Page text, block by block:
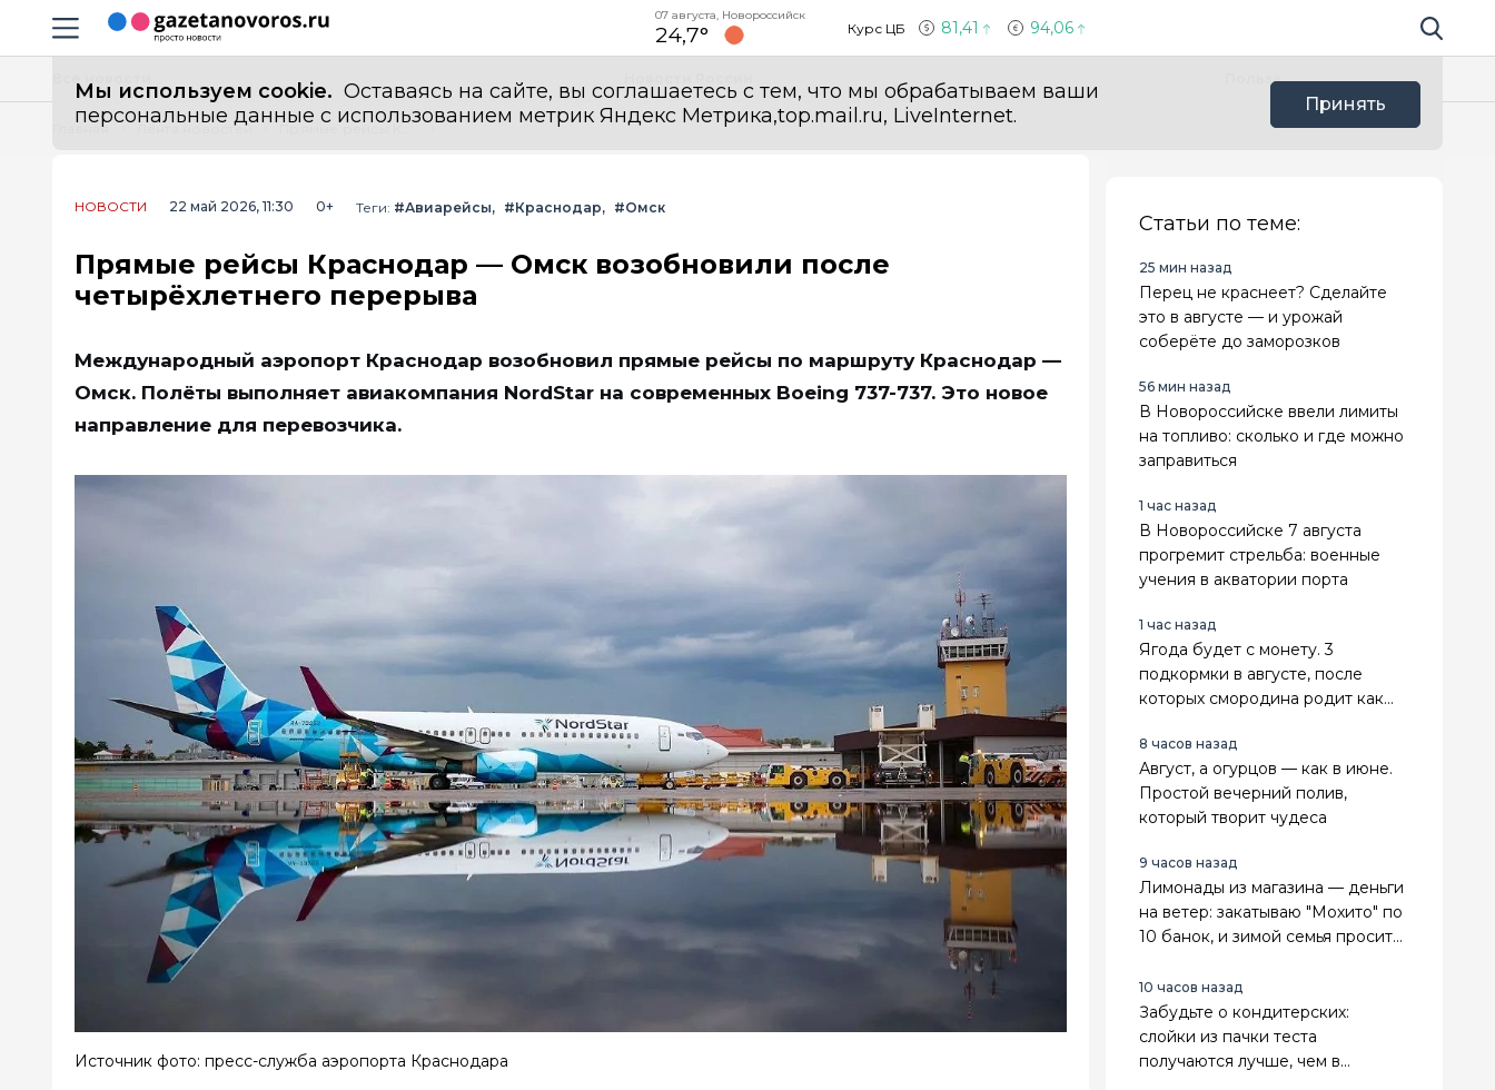
Навигация сайта
07 августа, Новороссийск
24,7° Курс ЦБ 81,41 94,06 Поиск по
Мы используем cookie. Оставаясь на сайте, вы соглашаетесь с тем, что мы обрабатываем ваши
персональные данные с использованием метрик Яндекс Метрика,top.mail.ru, LiveInternet.
Принять
Польза
Главная Лента новостей Прямые рейсы Краснодар — Омск возобновили после четырёхлетнего перерыва
НОВОСТИ 22 май 2026, 11:30 0+ Теги: #Авиарейсы #Краснодар #Омск
Прямые рейсы Краснодар — Омск возобновили после
четырёхлетнего перерыва
Международный аэропорт Краснодар возобновил прямые рейсы по маршруту Краснодар —
Омск. Полёты выполняет авиакомпания NordStar на современных Boeing 737-737. Это новое
направление для перевозчика.
Источник фото: пресс-служба аэропорта Краснодара
Статьи по теме:
25 мин назад
Перец не краснеет? Сделайте
это в августе — и урожай
соберёте до заморозков
56 мин назад
В Новороссийске ввели лимиты
на топливо: сколько и где можно
заправиться
1 час назад
В Новороссийске 7 августа
прогремит стрельба: военные
учения в акватории порта
1 час назад
Ягода будет с монету. 3
подкормки в августе, после
которых смородина родит как
8 часов назад
Август, а огурцов — как в июне.
Простой вечерний полив,
который творит чудеса
9 часов назад
Лимонады из магазина — деньги
на ветер: закатываю "Мохито" по
10 банок, и зимой семья просит
10 часов назад
Забудьте о кондитерских:
слойки из пачки теста
получаются лучше, чем в